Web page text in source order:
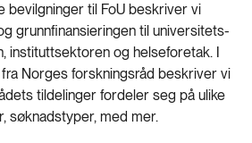
bevilgninger til FoU beskriver vi
grunnfinansieringen til universitets-
instituttsektoren og helseforetak. I
Norges forskningsråd beskriver vi
tildelinger fordeler seg på ulike
søknadstyper, med mer.